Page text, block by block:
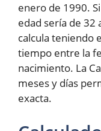
enero de 1990.
edad sería de 32
calcula teniendo
tiempo entre la
nacimiento. La
meses y días
exacta.